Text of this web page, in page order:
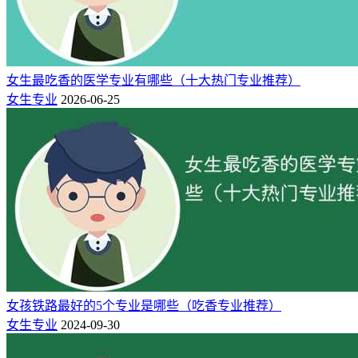
电气工程及其自动化是工科“万金油”专业，学电力系统、智能
电网、电机控制，重逻辑、轻体力。
写、设备调试中，耐心细致优势显著，出错率低。
就业稳定与高薪兼具：进国家电网、南方电网，年薪15万-30
万，福利完善；新能源领域（光伏、风电、储能）年薪30万
+，需求激增。考公可选电力局、能源局，竞争小、稳定性
自动化 ：工科“万金油”，灵活转型、适配多元需求
自动化是新工科的核心交叉专业，融合计算机编程、电子电
路、智能控制、机器人技术、新能源应用等内容，兼具技术深
度与跨界广度，可技术、可管理、可转型，
域绑定、追求发展空间的女生。
女生在电路设计、编程调试、仪表控制、项目协调上优势突
出，适配岗位包括智能控制工程师、机器人研发、工业自动化
女生最吃香的医学专业有哪些（十大热门专业推荐）
女生专业 2026-06-25
女孩铁路最好的5个专业是哪些（吃香专业推荐）
女生专业 2024-09-30